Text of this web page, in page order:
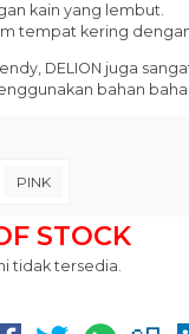
kain yang lembut.
tempat kering
DELION juga
bahan
PINK
STOCK
tidak tersedia.